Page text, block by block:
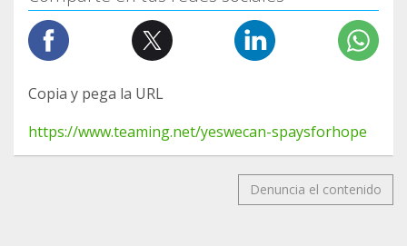
Copia y pega la URL
https://www.teaming.net/yeswecan-spaysforhope
Denuncia el contenido